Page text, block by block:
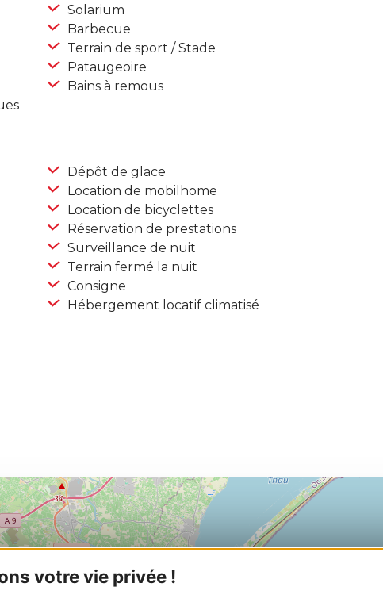
votre vie privée !
Solarium
Barbecue
Terrain de sport / Stade
Pataugeoire
Bains à remous
Dépôt de glace
Location de mobilhome
Location de bicyclettes
Réservation de prestations
Surveillance de nuit
Terrain fermé la nuit
Consigne
Hébergement locatif climatisé